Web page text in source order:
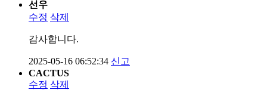
선우
수정 삭제
감사합니다.
2025-05-16 06:52:34 신고
CACTUS
수정 삭제